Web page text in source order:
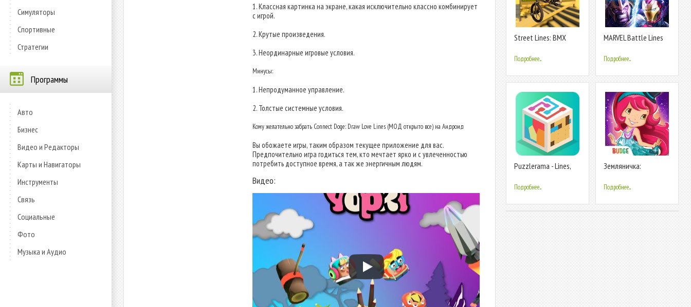
Симуляторы
Спортивные
Стратегии
Программы
Авто
Бизнес
Видео и Редакторы
Карты и Навигаторы
Инструменты
Связь
Социальные
Фото
Музыка и Аудио
1. Классная картинка на экране, какая исключительно классно комбинирует
с игрой.
2. Крутые произведения.
3. Неординарные игровые условия.
Минусы:
1. Непродуманное управление.
2. Толстые системные условия.
Кому желательно забрать Connect Doge: Draw Love Lines (МОД открыто все) на Андроид
Вы обожаете игры, таким образом текущее приложение для вас.
Предпочительно игра годиться тем, кто мечтает ярко и с увлеченностью
потребить доступное время, а так же энергичным людям.
Видео:
Street Lines: BMX
Подробнее...
MARVEL Battle Lines
Подробнее...
Puzzlerama - Lines,
другое!
Подробнее...
Земляничка:
Подробнее...